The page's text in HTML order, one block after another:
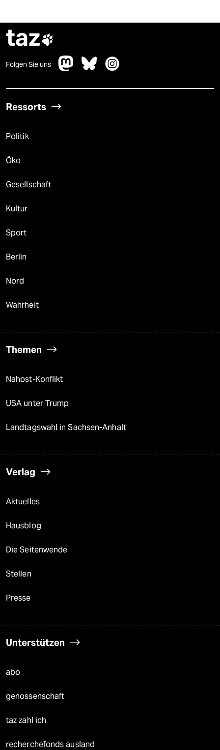
taz
Folgen Sie uns
Ressorts
Politik
Öko
Gesellschaft
Kultur
Sport
Berlin
Nord
Wahrheit
Themen
Nahost-Konflikt
USA unter Trump
Landtagswahl in Sachsen-Anhalt
Verlag
Aktuelles
Hausblog
Die Seitenwende
Stellen
Presse
Unterstützen
abo
genossenschaft
taz zahl ich
recherchefonds ausland